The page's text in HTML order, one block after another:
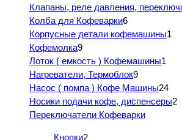
Клапаны, реле давления,
Колба для Кофеварки6
Корпусные детали кофемашины1
Кофемолка9
Лоток ( емкость ) Кофемашины1
Нагреватели, Термоблок9
Насос ( помпа ) Кофе Машины24
Носики подачи кофе, диспенсеры2
Переключатели Кофеварки
Кнопки2